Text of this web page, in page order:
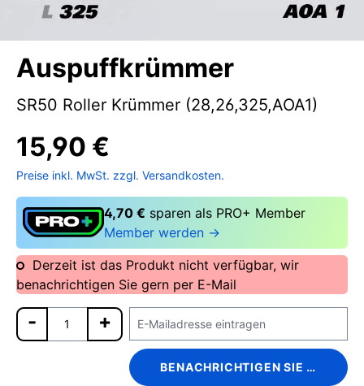
Auspuffkrümmer
SR50 Roller Krümmer (28,26,325,AOA1)
15,90 €
Preise inkl. MwSt. zzgl. Versandkosten.
4,70 € sparen als PRO+ Member
Member werden →
Derzeit ist das Produkt nicht verfügbar, wir
benachrichtigen Sie gern per E-Mail
BENACHRICHTIGEN SIE MICH